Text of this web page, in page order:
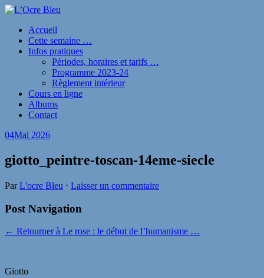
Accueil
Cette semaine …
Infos pratiques
Périodes, horaires et tarifs …
Programme 2023-24
Règlement intérieur
Cours en ligne
Albums
Contact
04Mai 2026
giotto_peintre-toscan-14eme-siecle
ParL'ocre Bleu ⋅ Laisser un commentaire
Post Navigation
← Retourner à Le rose : le début de l’humanisme …
Giotto